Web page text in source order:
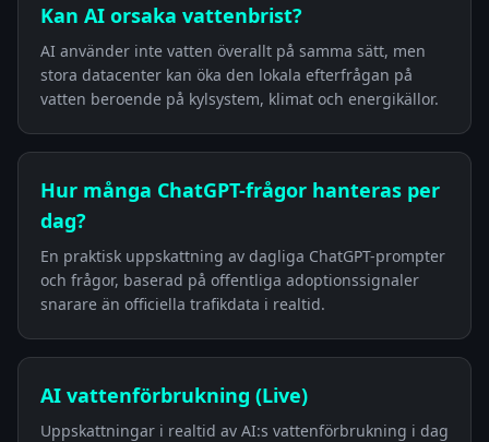
Kan AI orsaka vattenbrist?
AI använder inte vatten överallt på samma sätt, men
stora datacenter kan öka den lokala efterfrågan på
vatten beroende på kylsystem, klimat och energikällor.
Hur många ChatGPT-frågor hanteras per
dag?
En praktisk uppskattning av dagliga ChatGPT-prompter
och frågor, baserad på offentliga adoptionssignaler
snarare än officiella trafikdata i realtid.
AI vattenförbrukning (Live)
Uppskattningar i realtid av AI:s vattenförbrukning i dag